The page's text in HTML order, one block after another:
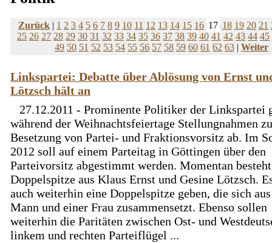
Zurück | 1 2 3 4 5 6 7 8 9 10 11 12 13 14 15 16 17 18 19 20 21
25 26 27 28 29 30 31 32 33 34 35 36 37 38 39 40 41 42 43 44 45
49 50 51 52 53 54 55 56 57 58 59 60 61 62 63 | Weiter
Linkspartei: Debatte über Ablösung von Ernst
Lötzsch hält an
27.12.2011 - Prominente Politiker der Linkspartei
während der Weihnachtsfeiertage Stellungnahmen
Besetzung von Partei- und Fraktionsvorsitz ab. Im
2012 soll auf einem Parteitag in Göttingen über den
Parteivorsitz abgestimmt werden. Momentan
Doppelspitze aus Klaus Ernst und Gesine Lötzsch.
auch weiterhin eine Doppelspitze geben, die sich
Mann und einer Frau zusammensetzt. Ebenso sollen
weiterhin die Paritäten zwischen Ost- und
linkem und rechten Parteiflügel ...